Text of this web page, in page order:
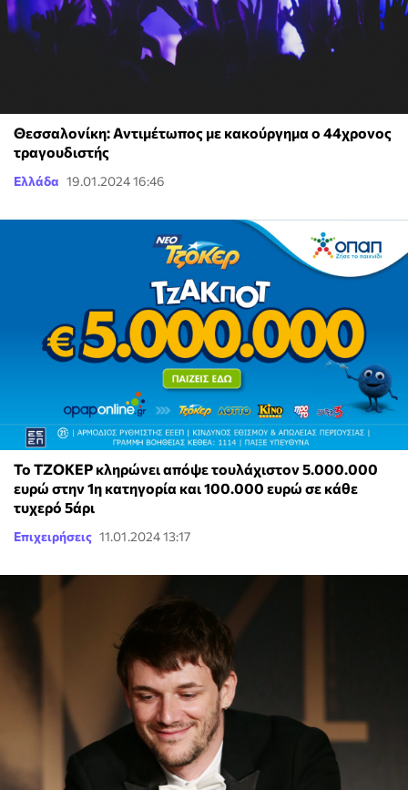
Θεσσαλονίκη: Αντιμέτωπος με κακούργημα ο 44χρονος
τραγουδιστής
Ελλάδα 19.01.2024 16:46
To ΤΖΟΚΕΡ κληρώνει απόψε τουλάχιστον 5.000.000
ευρώ στην 1η κατηγορία και 100.000 ευρώ σε κάθε
τυχερό 5άρι
Επιχειρήσεις 11.01.2024 13:17